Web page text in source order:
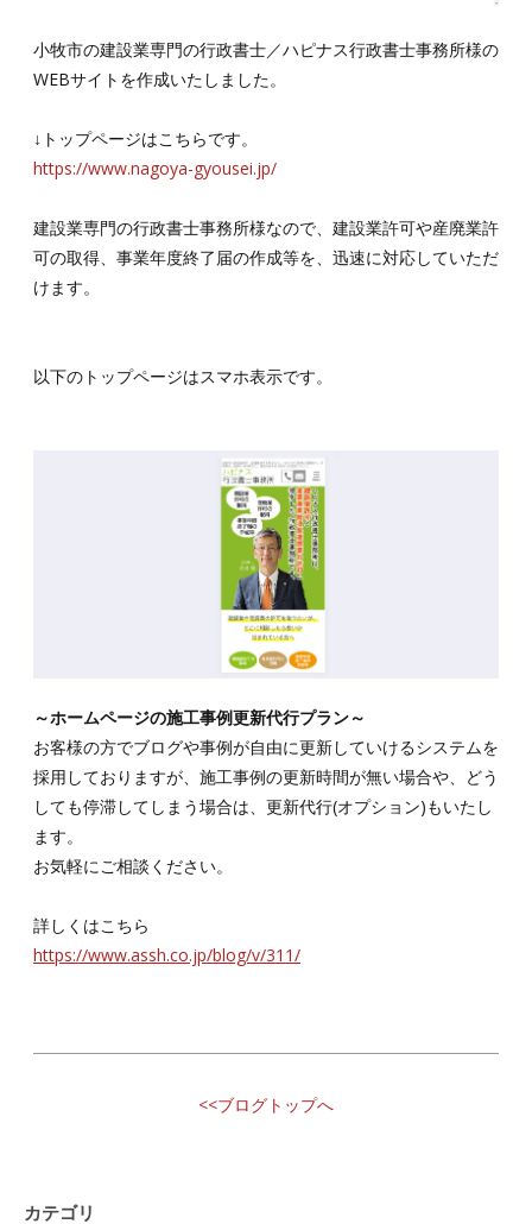
小牧市の建設業専門の行政書士／ハピナス行政書士事務所様の
WEBサイトを作成いたしました。
↓トップページはこちらです。
https://www.nagoya-gyousei.jp/
建設業専門の行政書士事務所様なので、建設業許可や産廃業許
可の取得、事業年度終了届の作成等を、迅速に対応していただ
けます。
以下のトップページはスマホ表示です。
～ホームページの施工事例更新代行プラン～
お客様の方でブログや事例が自由に更新していけるシステムを
採用しておりますが、施工事例の更新時間が無い場合や、どう
しても停滞してしまう場合は、更新代行(オプション)もいたし
ます。
お気軽にご相談ください。
詳しくはこちら
https://www.assh.co.jp/blog/v/311/
<<ブログトップへ
カテゴリ